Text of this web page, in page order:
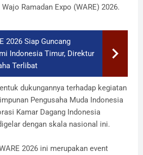
Ramadan Expo (WARE) 2026.
2026 Siap Guncang
Indonesia Timur, Direktur
Terlibat
dukungannya terhadap kegiatan
Pengusaha Muda Indonesia
Kamar Dagang Indonesia
dengan skala nasional ini.
2026 ini merupakan event